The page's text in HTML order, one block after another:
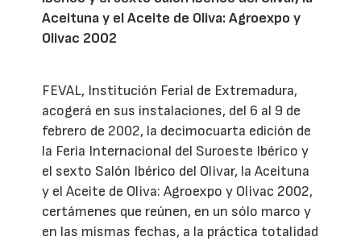
Aceituna y el Aceite de Oliva: Agroexpo y
Olivac 2002
FEVAL, Institución Ferial de Extremadura,
acogerá en sus instalaciones, del 6 al 9 de
febrero de 2002, la decimocuarta edición de
la Feria Internacional del Suroeste Ibérico y
el sexto Salón Ibérico del Olivar, la Aceituna
y el Aceite de Oliva: Agroexpo y Olivac 2002,
certámenes que reúnen, en un sólo marco y
en las mismas fechas, a la práctica totalidad